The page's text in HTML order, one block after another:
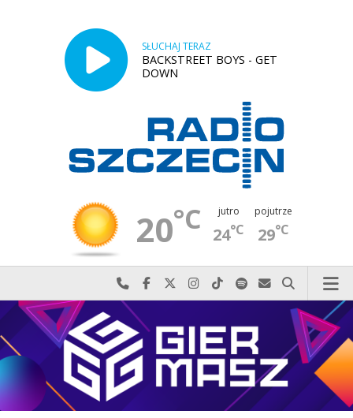
SŁUCHAJ TERAZ
BACKSTREET BOYS - GET
DOWN
20°C jutro
24°C
pojutrze
29°C
Najlepiej po prostu do nas zadzwoń
Odwiedź nas na Facebook-u
Odwiedź nas na X
Odwiedź nas na Instagram-ie
Odwiedź nas na TikTok-u
Szukaj nas na Spotify
Wyślij do nas
Szukaj